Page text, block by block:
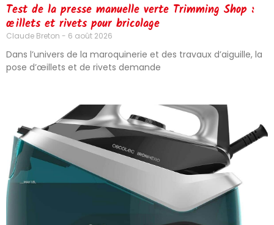
Test de la presse manuelle verte Trimming Shop :
œillets et rivets pour bricolage
Claude Breton 6 août 2026
Dans l’univers de la maroquinerie et des travaux d’aiguille, la
pose d’œillets et de rivets demande